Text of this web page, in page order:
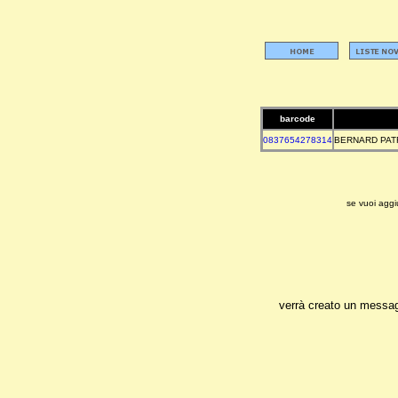
barcode
0837654278314 BERNARD
se vuoi
verrà creato un